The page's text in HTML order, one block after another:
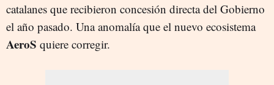
catalanes que recibieron concesión directa del Gobierno
el año pasado. Una anomalía que el nuevo ecosistema
AeroS quiere corregir.